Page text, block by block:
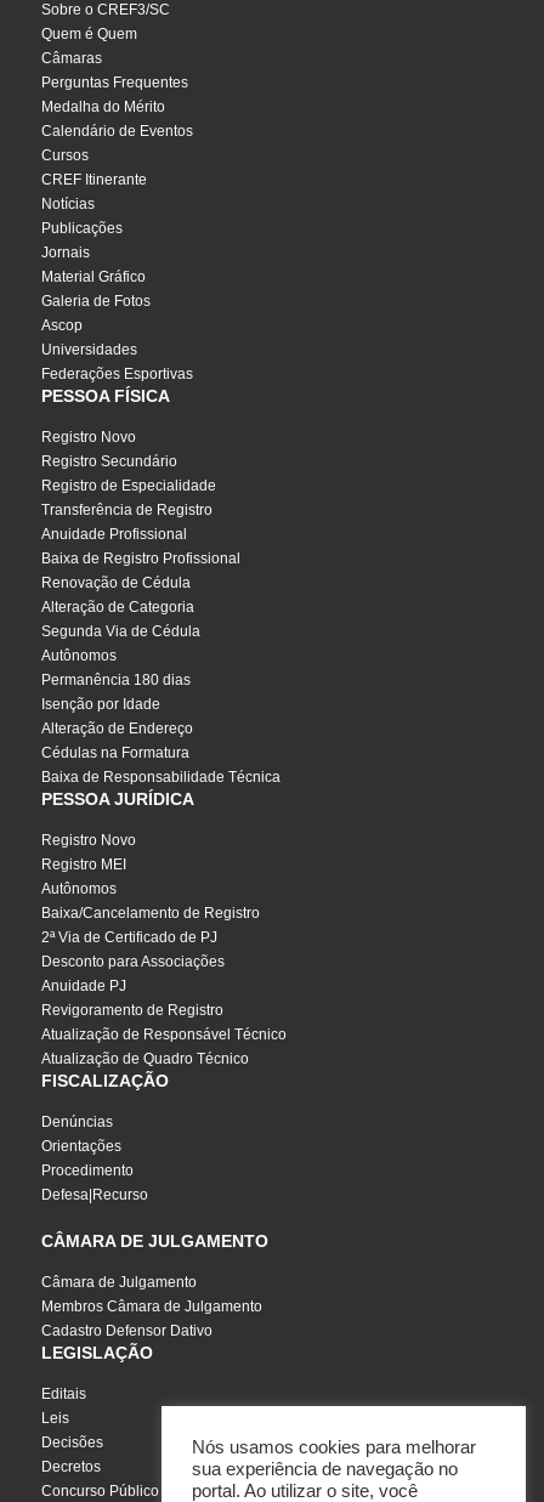
Sobre o CREF3/SC
Quem é Quem
Câmaras
Perguntas Frequentes
Medalha do Mérito
Calendário de Eventos
Cursos
CREF Itinerante
Notícias
Publicações
Jornais
Material Gráfico
Galeria de Fotos
Ascop
Universidades
Federações Esportivas
PESSOA FÍSICA
Registro Novo
Registro Secundário
Registro de Especialidade
Transferência de Registro
Anuidade Profissional
Baixa de Registro Profissional
Renovação de Cédula
Alteração de Categoria
Segunda Via de Cédula
Autônomos
Permanência 180 dias
Isenção por Idade
Alteração de Endereço
Cédulas na Formatura
Baixa de Responsabilidade Técnica
PESSOA JURÍDICA
Registro Novo
Registro MEI
Autônomos
Baixa/Cancelamento de Registro
2ª Via de Certificado de PJ
Desconto para Associações
Anuidade PJ
Revigoramento de Registro
Atualização de Responsável Técnico
Atualização de Quadro Técnico
FISCALIZAÇÃO
Denúncias
Orientações
Procedimento
Defesa|Recurso
CÂMARA DE JULGAMENTO
Câmara de Julgamento
Membros Câmara de Julgamento
Cadastro Defensor Dativo
LEGISLAÇÃO
Editais
Leis
Decisões
Decretos
Concurso Público
Nós usamos cookies para melhorar
sua experiência de navegação no
portal. Ao utilizar o site, você